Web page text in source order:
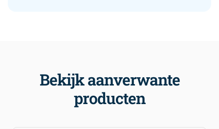
Bekijk aanverwante
producten